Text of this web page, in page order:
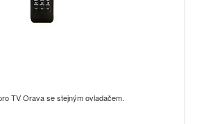
TV Orava se stejným ovladačem.